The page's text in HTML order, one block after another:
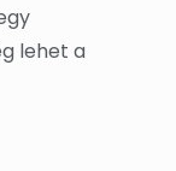
lehet a